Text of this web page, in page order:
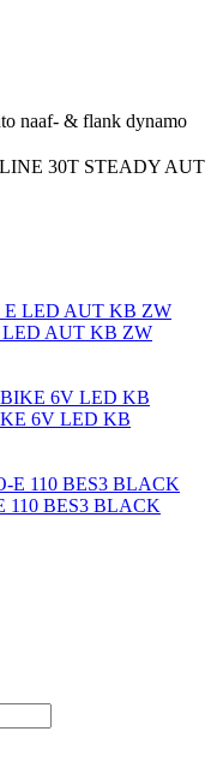
naaf- & flank dynamo
30T STEADY AUT
AUT KB ZW
6V LED KB
110 BES3 BLACK